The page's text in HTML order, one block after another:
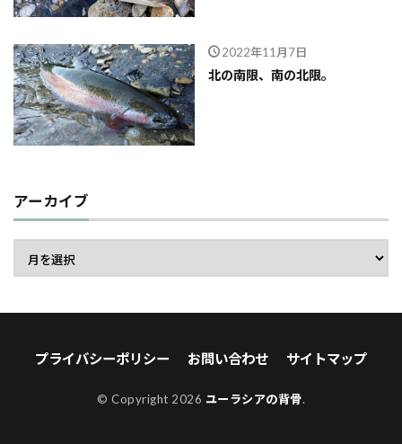
2022年11月7日
北の南限、南の北限。
アーカイブ
プライバシーポリシー お問い合わせ サイトマップ
© Copyright 2026 ユーラシアの背骨.